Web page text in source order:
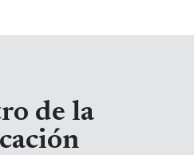
de la